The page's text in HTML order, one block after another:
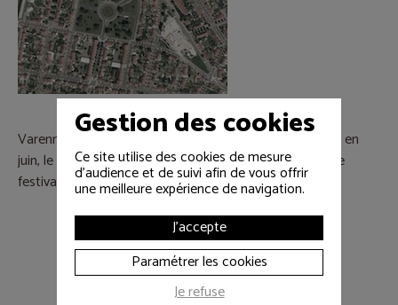
Varennes-Vauzelles propose le festival Ams-tram-gram en
juin, le festival Why Not Metal Fest en juillet, ainsi que le
festival Rock en Plaine en septembre.
Gestion des cookies
Ce site utilise des cookies de mesure
d'audience et de suivi afin de vous offrir
une meilleure expérience de navigation.
J'accepte
Paramétrer les cookies
Je refuse